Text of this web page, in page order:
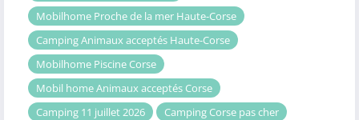
Mobilhome Proche de la mer Haute-Corse
Camping Animaux acceptés Haute-Corse
Mobilhome Piscine Corse
Mobil home Animaux acceptés Corse
Camping 11 juillet 2026
Camping Corse pas cher